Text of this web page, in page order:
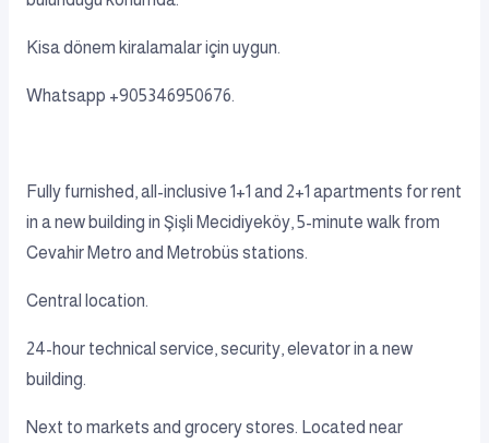
Kisa dönem kiralamalar için uygun.
Whatsapp +905346950676.
Fully furnished, all-inclusive 1+1 and 2+1 apartments for rent
in a new building in Şişli Mecidiyeköy, 5-minute walk from
Cevahir Metro and Metrobüs stations.
Central location.
24-hour technical service, security, elevator in a new
building.
Next to markets and grocery stores. Located near